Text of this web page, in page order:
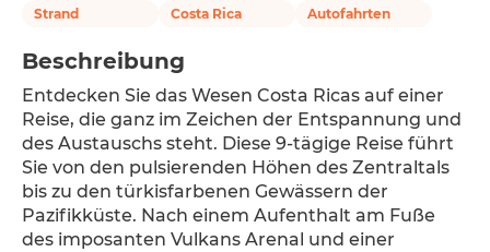
Strand Costa Rica Autofahrten
Beschreibung
Entdecken Sie das Wesen Costa Ricas auf einer
Reise, die ganz im Zeichen der Entspannung und
des Austauschs steht. Diese 9-tägige Reise führt
Sie von den pulsierenden Höhen des Zentraltals
bis zu den türkisfarbenen Gewässern der
Pazifikküste. Nach einem Aufenthalt am Fuße
des imposanten Vulkans Arenal und einer